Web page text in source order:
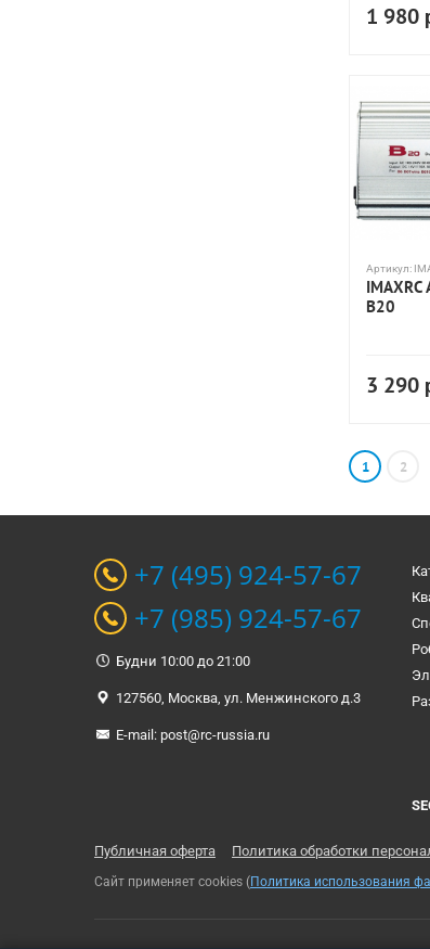
1 980
Артикул:
B20
3 290
1 2
+7 (495) 924-57-67
+7 (985) 924-57-67
Будни 10:00 до 21:00
127560, Москва, ул. Менжинского д.3
E-mail: post@rc-russia.ru
Публичная оферта Политика обработки
Сайт применяет cookies (Политика использования